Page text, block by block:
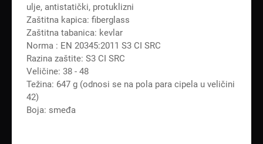
ulje, antistatički, protuklizni
Zaštitna kapica: fiberglass
Zaštitna tabanica: kevlar
Norma : EN 20345:2011 S3 CI SRC
Razina zaštite: S3 CI SRC
Veličine: 38 - 48
Težina: 647 g (odnosi se na pola para cipela u veličini
42)
Boja: smeđa